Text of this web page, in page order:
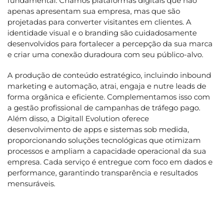
apenas apresentam sua empresa, mas que são
projetadas para converter visitantes em clientes. A
identidade visual e o branding são cuidadosamente
desenvolvidos para fortalecer a percepção da sua marca
e criar uma conexão duradoura com seu público-alvo.
A produção de conteúdo estratégico, incluindo inbound
marketing e automação, atrai, engaja e nutre leads de
forma orgânica e eficiente. Complementamos isso com
a gestão profissional de campanhas de tráfego pago.
Além disso, a Digitall Evolution oferece
desenvolvimento de apps e sistemas sob medida,
proporcionando soluções tecnológicas que otimizam
processos e ampliam a capacidade operacional da sua
empresa. Cada serviço é entregue com foco em dados e
performance, garantindo transparência e resultados
mensuráveis.